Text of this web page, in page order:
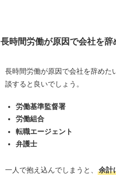
長時間労働が原因で会社を
長時間労働が原因で会社を辞めた
談すると良いでしょう。
労働基準監督署
労働組合
転職エージェント
弁護士
一人で抱え込んでしまうと、
余計